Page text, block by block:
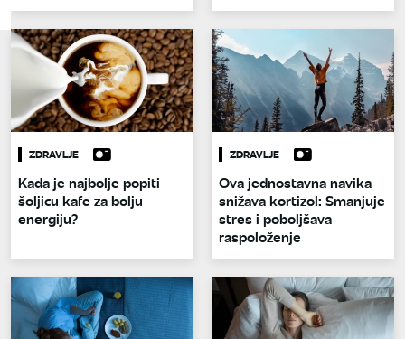
ZDRAVLJE
Kada je najbolje popiti
šoljicu kafe za bolju
energiju?
ZDRAVLJE
Ova jednostavna navika
snižava kortizol: Smanjuje
stres i poboljšava
raspoloženje